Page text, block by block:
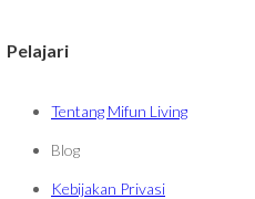
Pelajari
Tentang Mifun Living
Blog
Kebijakan Privasi